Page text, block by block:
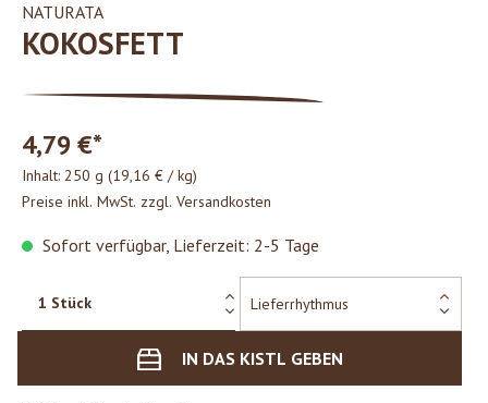
NATURATA
KOKOSFETT
4,79 €*
Inhalt: 250 g (19,16 € / kg)
Preise inkl. MwSt. zzgl. Versandkosten
Sofort verfügbar, Lieferzeit: 2-5 Tage
IN DAS KISTL GEBEN